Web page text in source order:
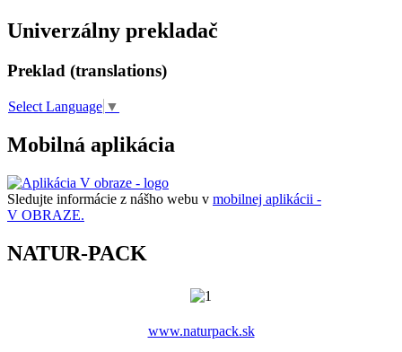
Univerzálny prekladač
Preklad (translations)
Select Language ▼
Mobilná aplikácia
Sledujte informácie z nášho webu v mobilnej aplikácii -
V OBRAZE.
NATUR-PACK
www.naturpack.sk